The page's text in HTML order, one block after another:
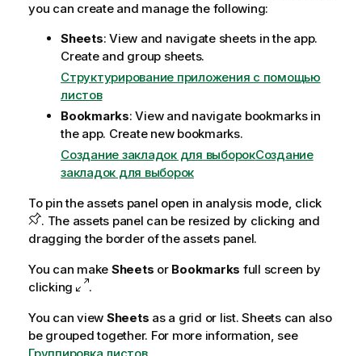
you can create and manage the following:
Sheets: View and navigate sheets in the app.
Create and group sheets.
Структурирование приложения с помощью
листов
Bookmarks: View and navigate bookmarks in
the app. Create new bookmarks.
Создание закладок для выборокСоздание
закладок для выборок
To pin the assets panel open in analysis mode, click
. The assets panel can be resized by clicking and
dragging the border of the assets panel.
You can make Sheets or Bookmarks full screen by
clicking
.
You can view Sheets as a grid or list. Sheets can also
be grouped together. For more information, see